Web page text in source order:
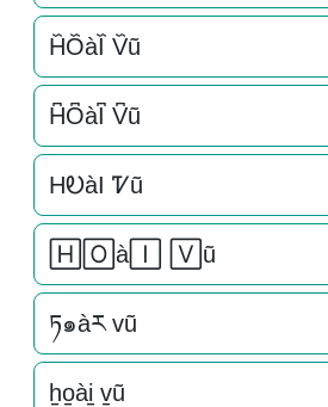
H᷈O᷈àI᷈ V᷈ũ
H͆O͆àI͆ V͆ũ
HᎧàI Ꮴũ
🄷🄾à🄸 🅅ũ
ཏ๑àར vũ
h̠o̠ài̠ v̠ũ